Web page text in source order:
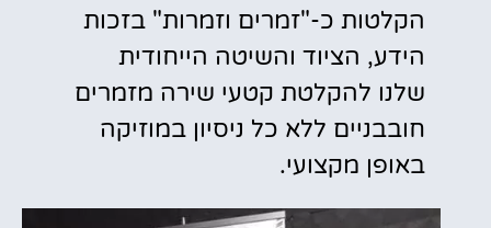
הקלטות כ-"זמרים וזמרות" בזכות
הידע, הציוד והשיטה הייחודית
שלנו להקלטת קטעי שירה מזמרים
חובבניים ללא כל ניסיון במוזיקה
באופן מקצועי.